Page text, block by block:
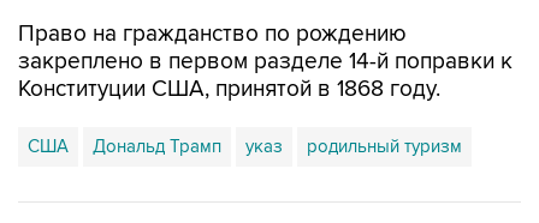
Право на гражданство по рождению
закреплено в первом разделе 14-й поправки к
Конституции США, принятой в 1868 году.
США Дональд Трамп указ родильный туризм